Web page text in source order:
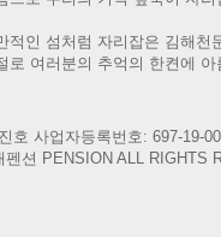
적인 섬처럼 자리잡은 김해천
로 여러분의 추억의 한켠에
호 사업자등록번호: 697-19-
션 PENSION ALL RIGHTS